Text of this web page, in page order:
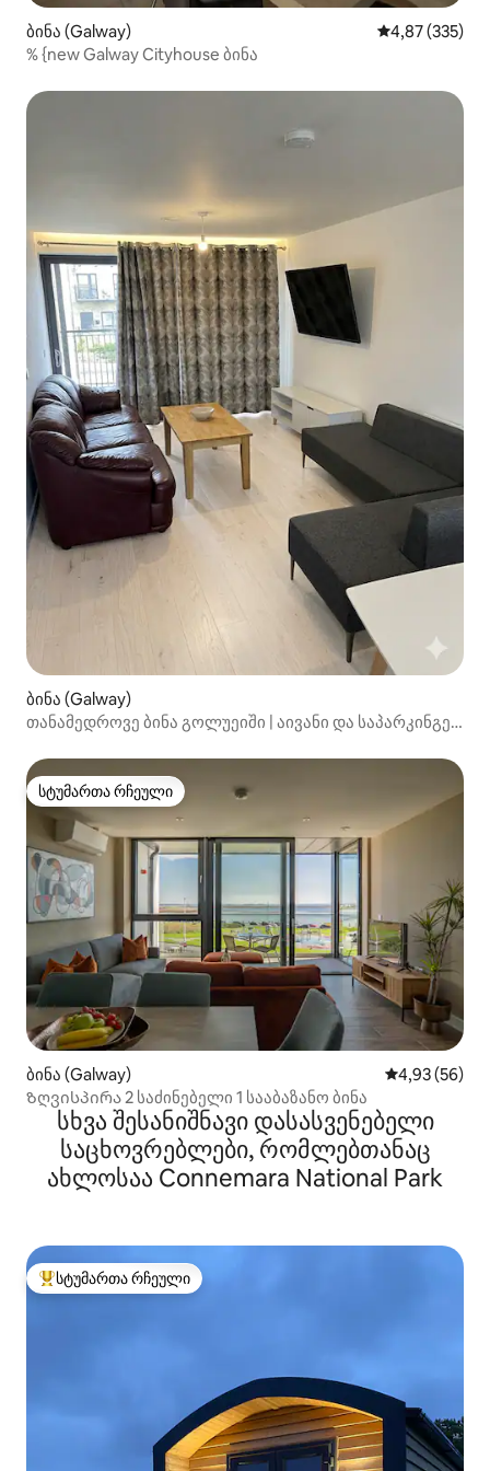
ბინა (Galway) საშუალო
4,87 (335)
% {new Galway Cityhouse ბინა
ბინა (Galway)
თანამედროვე ბინა გოლუეიში | აივანი და საპარკინგე
სტუმართა რჩეული
სტუმართა რჩეული
ბინა (Galway) საშუალო
4,93 (56)
Ზღვისპირა 2 საძინებელი 1 სააბაზანო ბინა
სხვა შესანიშნავი დასასვენებელი
საცხოვრებლები, რომლებთანაც
ახლოსაა Connemara National Park
სტუმართა რჩეული მოწინავე ვარიანტი
სტუმართა რჩეული